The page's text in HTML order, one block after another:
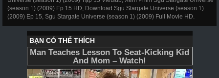
(season 1) (2009) Ep 15 HD, Download Sgu Stargate Universe (season 1)
(2009) Ep 15, Sgu Stargate Universe (season 1) (2009) Full Movie HD.